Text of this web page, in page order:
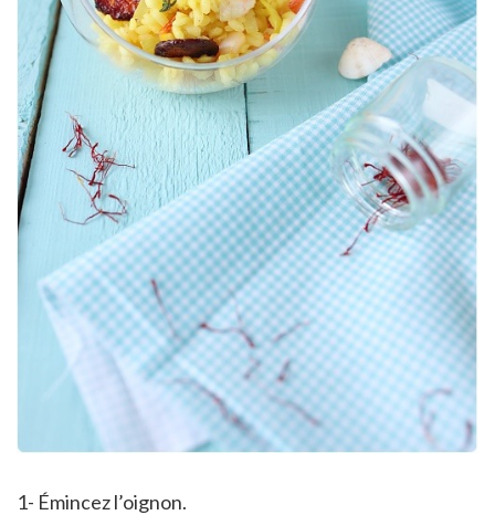
1- Émincez l’oignon.